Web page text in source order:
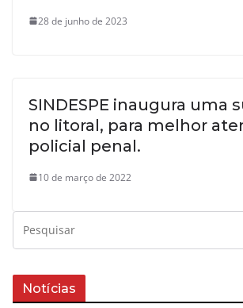
28 de junho de 2023
SINDESPE inaugura uma
no litoral, para melhor
policial penal.
10 de março de 2022
Notícias